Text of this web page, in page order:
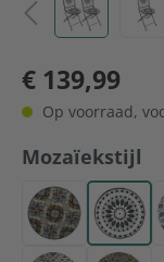
€ 139,99
Op voorraad,
Selecteer
Mozaïekstijl
AuthenticBlack